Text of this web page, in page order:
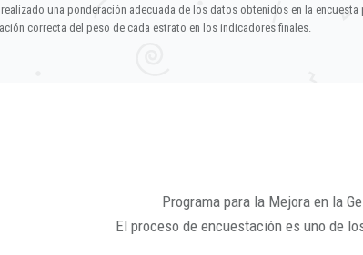
una ponderación adecuada de los datos obtenidos en la encuesta
correcta del peso de cada estrato en los indicadores finales.
Programa para la Mejora en la
El proceso de encuestación es uno de